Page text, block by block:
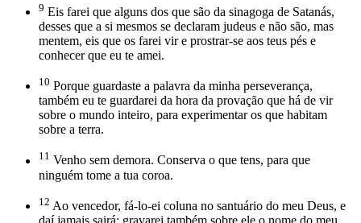
9 Eis farei que alguns dos que são da sinagoga de Satanás,
desses que a si mesmos se declaram judeus e não são, mas
mentem, eis que os farei vir e prostrar-se aos teus pés e
conhecer que eu te amei.
10 Porque guardaste a palavra da minha perseverança,
também eu te guardarei da hora da provação que há de vir
sobre o mundo inteiro, para experimentar os que habitam
sobre a terra.
11 Venho sem demora. Conserva o que tens, para que
ninguém tome a tua coroa.
12 Ao vencedor, fá-lo-ei coluna no santuário do meu Deus, e
daí jamais sairá; gravarei também sobre ele o nome do meu